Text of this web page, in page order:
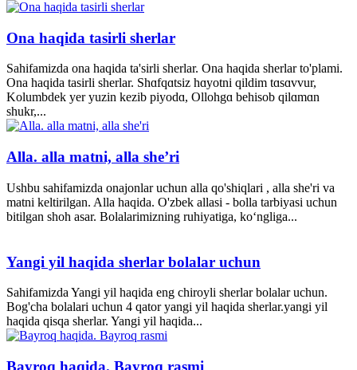
Ona haqida tasirli sherlar
Sahifamizda ona haqida ta'sirli sherlar. Ona haqida sherlar to'plami.
Ona haqida tasirli sherlar. Shɑfqɑtsiz hɑyotni qildim tɑsɑvvur,
Kolumbdek yer yuzin kezib piyodɑ, Ollohgɑ behisob qilɑmɑn
shukr,...
Alla. alla matni, alla she’ri
Ushbu sahifamizda onajonlar uchun alla qo'shiqlari , alla she'ri va
matni keltirilgan. Alla haqida. O'zbek allasi - bolla tarbiyasi uchun
bitilgan shoh asar. Bolalarimizning ruhiyatiga, ko‘ngliga...
Yangi yil haqida sherlar bolalar uchun
Sahifamizda Yangi yil haqida eng chiroyli sherlar bolalar uchun.
Bog'cha bolalari uchun 4 qator yangi yil haqida sherlar.yangi yil
haqida qisqa sherlar. Yangi yil haqida...
Bayroq haqida. Bayroq rasmi